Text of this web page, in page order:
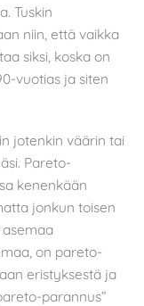
Tuskin
niin, että vaikka
siksi, koska on
vuotias ja siten
jotenkin väärin tai
Pareto-
kenenkään
jonkun toisen
on pareto-
eristyksestä ja
parannus”